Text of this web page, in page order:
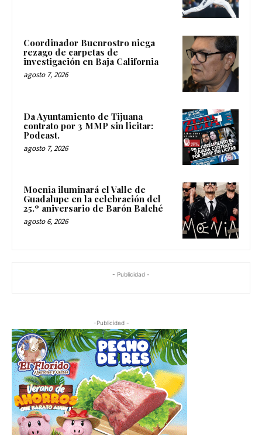
Coordinador Buenrostro niega
rezago de carpetas de
investigación en Baja California
agosto 7, 2026
Da Ayuntamiento de Tijuana
contrato por 3 MMP sin licitar:
Podcast.
agosto 7, 2026
Moenia iluminará el Valle de
Guadalupe en la celebración del
25.º aniversario de Barón Balché
agosto 6, 2026
- Publicidad -
-Publicidad -